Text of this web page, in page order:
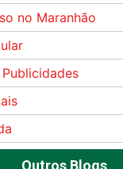
no Maranhão